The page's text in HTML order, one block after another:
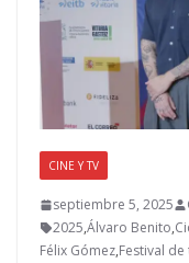
CINE Y TV
septiembre 5, 2025
2025,Álvaro Benito,
Félix Gómez,Festival